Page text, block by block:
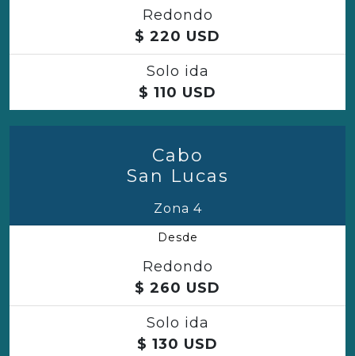
Redondo
$ 220 USD
Solo ida
$ 110 USD
Cabo
San Lucas
Zona 4
Desde
Redondo
$ 260 USD
Solo ida
$ 130 USD